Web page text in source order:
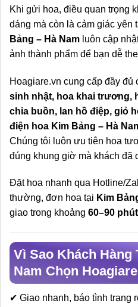
Khi gửi hoa, điều quan trọng
dáng mà còn là cảm giác yên
Bảng – Hà Nam luôn cập
ảnh thành phẩm để bạn dễ
Hoagiare.vn cung cấp đầy đủ
sinh nhật, hoa khai trương,
chia buồn, lan hồ điệp, giỏ
điện hoa Kim Bảng – Hà
Chúng tôi luôn ưu tiên hoa
đúng khung giờ mà khách đã
Đặt hoa nhanh qua Hotline/
thường, đơn hoa tại Kim
giao trong khoảng 60–90 phút
Vì Sao Khách Hàng
Nam Chọn
✔ Giao nhanh, báo tình trạng